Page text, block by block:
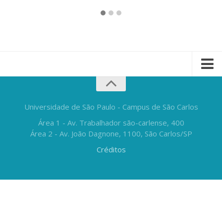
Universidade de São Paulo - Campus de São Carlos
Área 1 - Av. Trabalhador são-carlense, 400
Área 2 - Av. João Dagnone, 1100, São Carlos/SP
Créditos